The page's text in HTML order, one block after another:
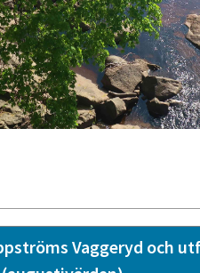
Vaggeryd och